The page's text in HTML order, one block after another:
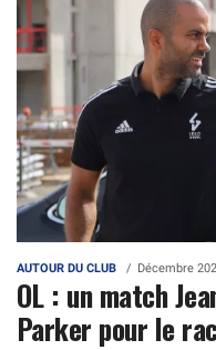
AUTOUR DU CLUB Décembre
OL : un match
Parker pour le